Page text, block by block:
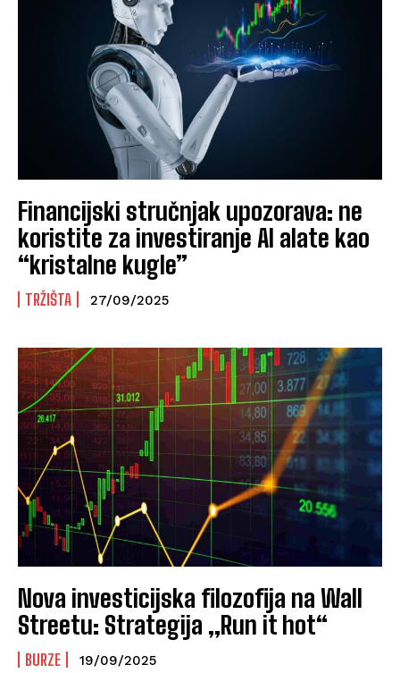
Financijski stručnjak upozorava: ne
koristite za investiranje AI alate kao
“kristalne kugle”
TRŽIŠTA 27/09/2025
Nova investicijska filozofija na Wall
Streetu: Strategija „Run it hot“
BURZE 19/09/2025